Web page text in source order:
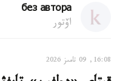
без автора
اۆتور
16:08, 09 تامىز 2026